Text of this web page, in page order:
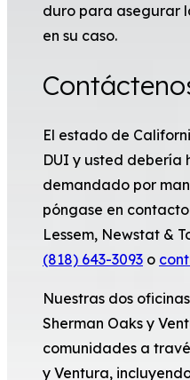
duro para asegurar
en su caso.
El estado de
DUI y usted debería
demandado por
póngase en
Lessem, Newstat &
(818) 643-3093 o
Nuestras dos
Sherman Oaks y
comunidades a
y Ventura,